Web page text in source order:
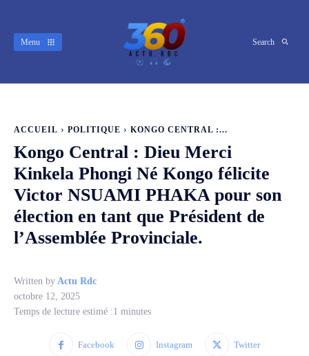
Menu Search
ACCUEIL POLITIQUE KONGO CENTRAL :...
Kongo Central : Dieu Merci
Kinkela Phongi Né Kongo félicite
Victor NSUAMI PHAKA pour son
élection en tant que Président de
l’Assemblée Provinciale.
Written by Actu Rdc
octobre 12, 2025
Temps de lecture estimé :1 minutes
Facebook Instagram Twitter